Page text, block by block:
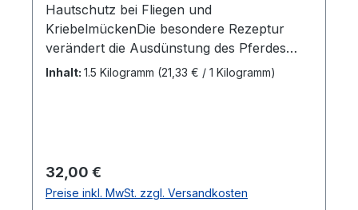
Hautschutz bei Fliegen und
KriebelmückenDie besondere Rezeptur
verändert die Ausdünstung des Pferdes
und hält dadurch die Fliegen
P 0,027 % Na
Zusammensetzung: ApfeltresterCistroseSc
hwarzkümmelBierhefeKnoblauchAndorn O
Inhalt: 1.5 Kilogramm (21,33 € / 1 Kilogramm)
Regulärer Preis:
32,00 €
Preise inkl. MwSt. zzgl. Versandkosten